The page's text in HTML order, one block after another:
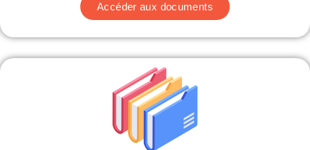
Accéder aux documents